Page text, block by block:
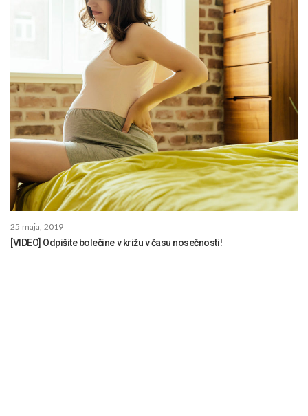
25 maja, 2019
[VIDEO] Odpišite bolečine v križu v času nosečnosti!